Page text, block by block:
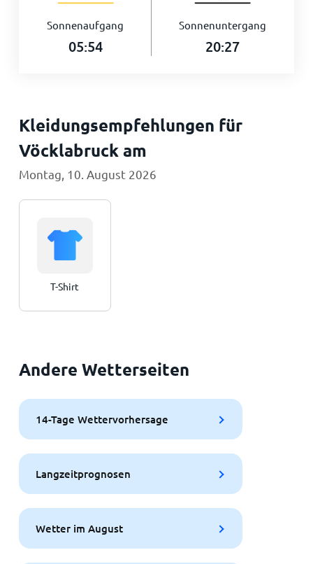
Sonnenaufgang
05:54
Sonnenuntergang
20:27
Kleidungsempfehlungen für
Vöcklabruck am
Montag, 10. August 2026
T-Shirt
Andere Wetterseiten
14-Tage Wettervorhersage
Langzeitprognosen
Wetter im August